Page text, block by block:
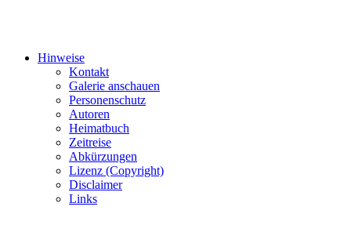
Hinweise
Kontakt
Galerie anschauen
Personenschutz
Autoren
Heimatbuch
Zeitreise
Abkürzungen
Lizenz (Copyright)
Disclaimer
Links